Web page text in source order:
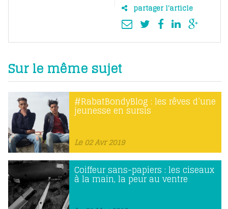
partager l'article
Sur le même sujet
#RabatBondyBlog : les rêves d’une
jeunesse en sursis
Le 02 Avr 2019
Coiffeur sans-papiers : les ciseaux
à la main, la peur au ventre